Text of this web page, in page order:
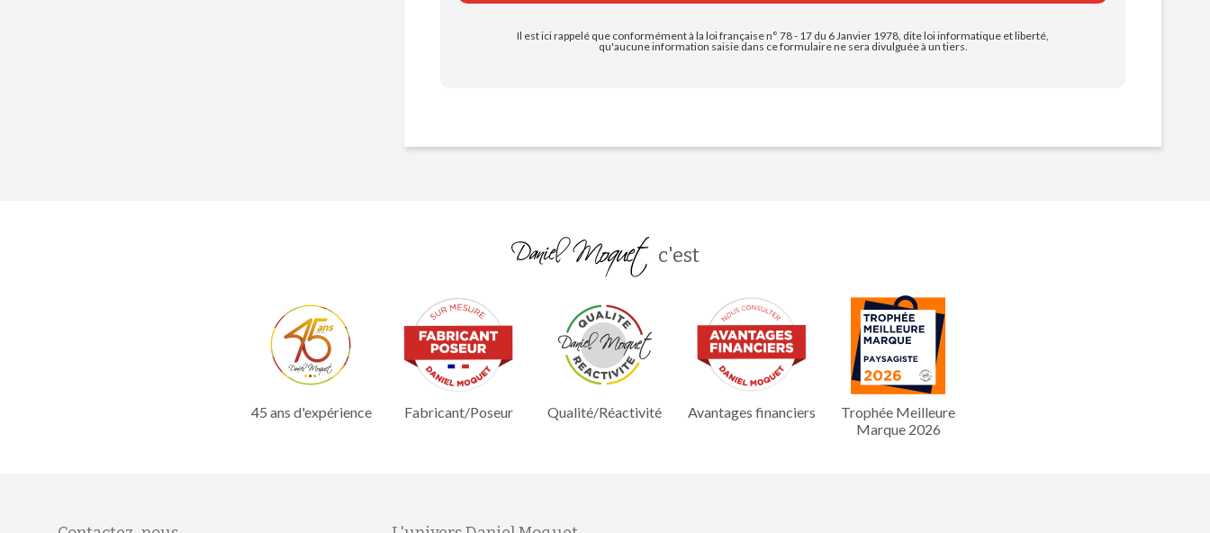
45 ans d'expérience Fabricant/Poseur Qualité/Réactivité Avantages financiers
Trophée Meilleure
Marque 2026